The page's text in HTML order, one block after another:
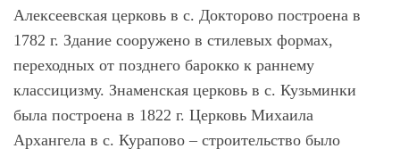
Алексеевская церковь в с. Докторово построена в
1782 г. Здание сооружено в стилевых формах,
переходных от позднего барокко к раннему
классицизму. Знаменская церковь в с. Кузьминки
была построена в 1822 г. Церковь Михаила
Архангела в с. Курапово – строительство было